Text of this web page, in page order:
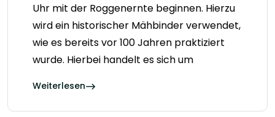
Uhr mit der Roggenernte beginnen. Hierzu
wird ein historischer Mähbinder verwendet,
wie es bereits vor 100 Jahren praktiziert
wurde. Hierbei handelt es sich um
Weiterlesen